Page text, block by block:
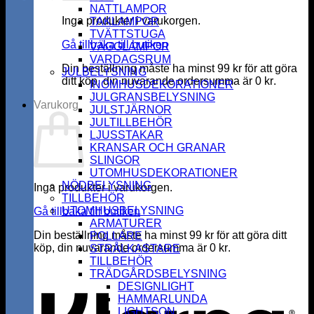
Inga produkter i varukorgen.
Gå tillbaka till butiken
Din beställning måste ha minst99 kr för att göra
ditt köp, din nuvarande ordersumma är 0 kr.
Varukorg
Inga produkter i varukorgen.
Gå tillbaka till butiken
Din beställning måste ha minst99 kr för att göra ditt
köp, din nuvarande ordersumma är 0 kr.
NATTLAMPOR
TAKLAMPOR
TVÄTTSTUGA
VÄGGLAMPOR
VARDAGSRUM
JULBELYSNING
INOMHUSDEKORATIONER
JULGRANSBELYSNING
JULSTJÄRNOR
JULTILLBEHÖR
LJUSSTAKAR
KRANSAR OCH GRANAR
SLINGOR
UTOMHUSDEKORATIONER
NÖDBELYSNING
TILLBEHÖR
UTOMHUSBELYSNING
ARMATURER
POLLARE
STRÅLKASTARE
TILLBEHÖR
TRÄDGÅRDSBELYSNING
DESIGNLIGHT
HAMMARLUNDA
LIGHTSON